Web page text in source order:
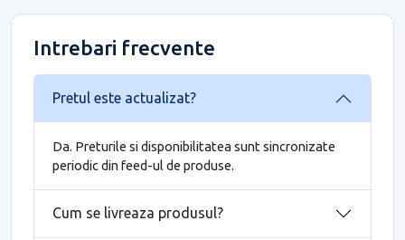
Intrebari frecvente
Pretul este actualizat?
Da. Preturile si disponibilitatea sunt sincronizate
periodic din feed-ul de produse.
Cum se livreaza produsul?